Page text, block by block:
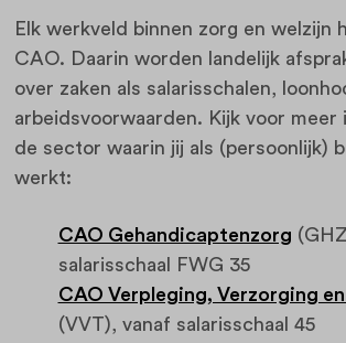
Elk werkveld binnen zorg en welzijn
CAO. Daarin worden landelijk
over zaken als salarisschalen,
arbeidsvoorwaarden. Kijk voor meer
de sector waarin jij als (persoonlijk)
werkt:
CAO Gehandicaptenzorg
salarisschaal FWG 35
CAO Verpleging, Verzorging
(VVT), vanaf salarisschaal 45